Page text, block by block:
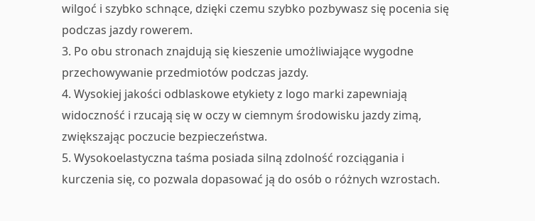
wilgoć i szybko schnące, dzięki czemu szybko pozbywasz się pocenia się
podczas jazdy rowerem.
3. Po obu stronach znajdują się kieszenie umożliwiające wygodne
przechowywanie przedmiotów podczas jazdy.
4. Wysokiej jakości odblaskowe etykiety z logo marki zapewniają
widoczność i rzucają się w oczy w ciemnym środowisku jazdy zimą,
zwiększając poczucie bezpieczeństwa.
5. Wysokoelastyczna taśma posiada silną zdolność rozciągania i
kurczenia się, co pozwala dopasować ją do osób o różnych wzrostach.